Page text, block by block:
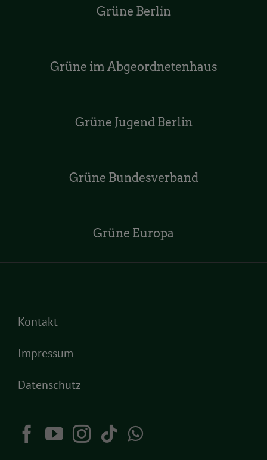
Grüne Berlin
Grüne im Abgeordnetenhaus
Grüne Jugend Berlin
Grüne Bundesverband
Grüne Europa
Kontakt
Impressum
Datenschutz